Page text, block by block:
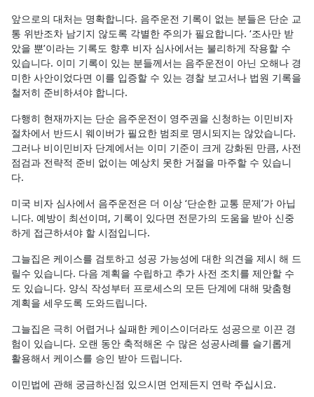
앞으로의 대처는 명확합니다. 음주운전 기록이 없는 분들은 단순 교
통 위반조차 남기지 않도록 각별한 주의가 필요합니다. ‘조사만 받
았을 뿐’이라는 기록도 향후 비자 심사에서는 불리하게 작용할 수
있습니다. 이미 기록이 있는 분들께서는 음주운전이 아닌 오해나 경
미한 사안이었다면 이를 입증할 수 있는 경찰 보고서나 법원 기록을
철저히 준비하셔야 합니다.
다행히 현재까지는 단순 음주운전이 영주권을 신청하는 이민비자
절차에서 반드시 웨이버가 필요한 범죄로 명시되지는 않았습니다.
그러나 비이민비자 단계에서는 이미 기준이 크게 강화된 만큼, 사전
점검과 전략적 준비 없이는 예상치 못한 거절을 마주할 수 있습니
다.
미국 비자 심사에서 음주운전은 더 이상 ‘단순한 교통 문제’가 아닙
니다. 예방이 최선이며, 기록이 있다면 전문가의 도움을 받아 신중
하게 접근하셔야 할 시점입니다.
그늘집은 케이스를 검토하고 성공 가능성에 대한 의견을 제시 해 드
릴수 있습니다. 다음 계획을 수립하고 추가 사전 조치를 제안할 수
도 있습니다. 양식 작성부터 프로세스의 모든 단계에 대해 맞춤형
계획을 세우도록 도와드립니다.
그늘집은 극히 어렵거나 실패한 케이스이더라도 성공으로 이끈 경
험이 있습니다. 오랜 동안 축적해온 수 많은 성공사례를 슬기롭게
활용해서 케이스를 승인 받아 드립니다.
이민법에 관해 궁금하신점 있으시면 언제든지 연락 주십시요.